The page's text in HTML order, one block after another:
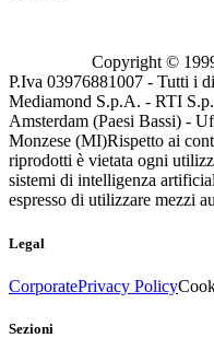
Copyright ©
P.Iva 03976881007 - Tutti i
Mediamond S.p.A. - RTI
Amsterdam (Paesi Bassi) -
Monzese (MI)Rispetto ai
riprodotti è vietata ogni
sistemi di intelligenza
espresso di utilizzare mezzi
Legal
CorporatePrivacy Policy
Sezioni